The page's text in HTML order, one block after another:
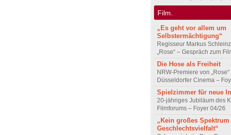
Film.
„Es geht vor allem um
Selbstermächtigung“
Regisseur Markus
„Rose“ – Gespräch zum
Die Hose als Freiheit
NRW-Premiere von „Rose“
Düsseldorfer Cinema –
Spielzimmer für neue
20-jähriges Jubiläum des
Filmforums – Foyer 04/26
„Kein großes Spektrum
Geschlechtsvielfalt“